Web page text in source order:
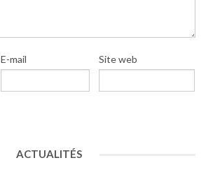
E-mail Site web
ACTUALITÉS